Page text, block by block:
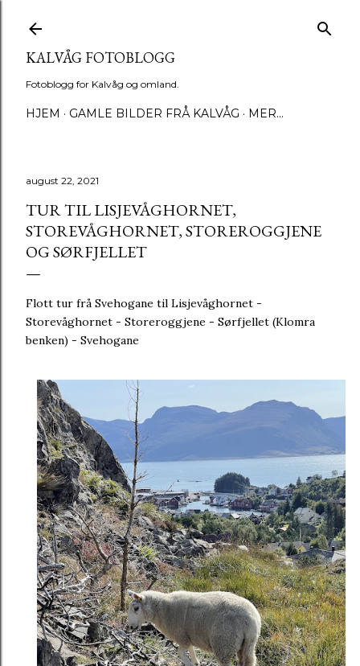
KALVÅG FOTOBLOGG
Fotoblogg for Kalvåg og omland.
HJEM GAMLE BILDER FRÅ KALVÅG MER…
august 22, 2021
TUR TIL LISJEVÅGHORNET,
STOREVÅGHORNET, STOREROGGJENE
OG SØRFJELLET
Flott tur frå Svehogane til Lisjevåghornet -
Storevåghornet - Storeroggjene - Sørfjellet (Klomra
benken) - Svehogane